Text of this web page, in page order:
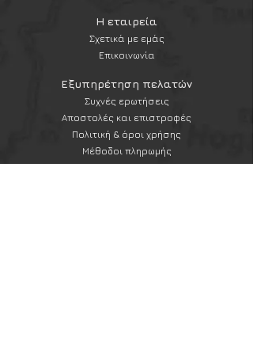
Η εταιρεία
Σχετικά με εμάς
Επικοινωνία
Εξυπηρέτηση πελατών
Μέθοδοι πληρωμής
Πολιτική & όροι χρήσης
Αποστολές και επιστροφές
Συχνές ερωτήσεις